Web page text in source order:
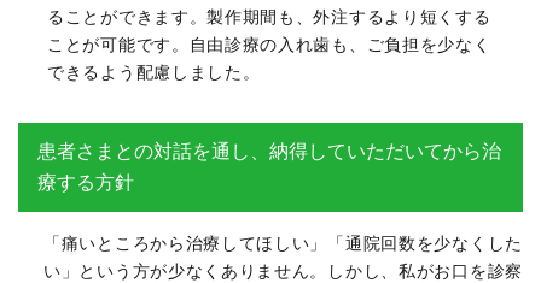
ることができます。製作期間も、外注するより短くする
ことが可能です。自由診療の入れ歯も、ご負担を少なく
できるよう配慮しました。
患者さまとの対話を通し、納得していただいてから治
療する方針
「痛いところから治療してほしい」「通院回数を少なくした
い」という方が少なくありません。しかし、私がお口を診察